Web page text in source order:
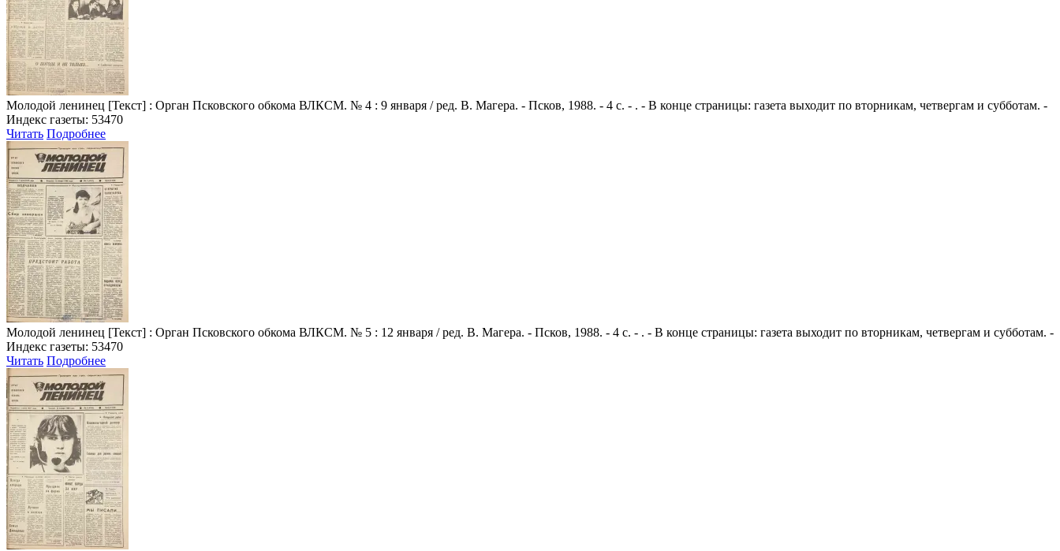
Молодой ленинец [Текст] : Орган Псковского обкома ВЛКСМ. № 4 : 9 января / ред. В. Магера. - Псков, 1988. - 4 с. - . - В конце страницы: газета выходит по вторникам, четвергам и субботам. -
Индекс газеты: 53470
Читать Подробнее
Молодой ленинец [Текст] : Орган Псковского обкома ВЛКСМ. № 5 : 12 января / ред. В. Магера. - Псков, 1988. - 4 с. - . - В конце страницы: газета выходит по вторникам, четвергам и субботам. -
Индекс газеты: 53470
Читать Подробнее